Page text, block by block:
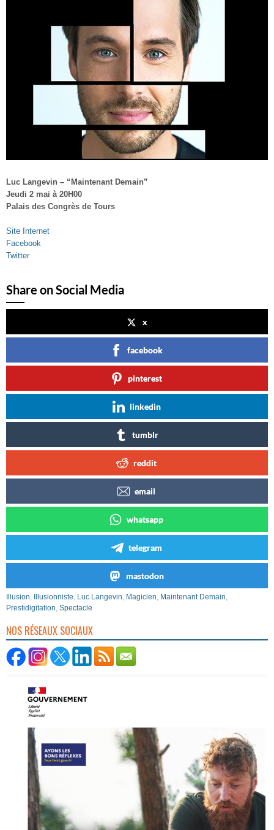
Luc Langevin – “Maintenant Demain”
Jeudi 2 mai à 20H00
Palais des Congrès de Tours
Site Internet
Facebook
Twitter
Share on Social Media
x
facebook
pinterest
linkedin
tumblr
reddit
email
whatsapp
telegram
mastodon
Illusion Illusionniste Luc Langevin Magicien Maintenant Demain
Prestidigitation Spectacle
NOS RÉSEAUX SOCIAUX